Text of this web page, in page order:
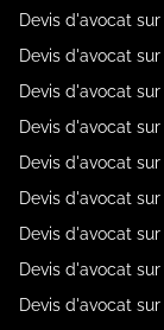
Devis d'avocat
Devis d'avocat
Devis d'avocat
Devis d'avocat
Devis d'avocat
Devis d'avocat
Devis d'avocat
Devis d'avocat
Devis d'avocat